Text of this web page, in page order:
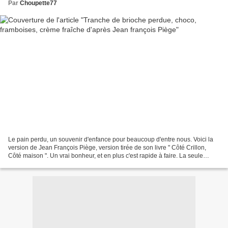
Par Choupette77
Le pain perdu, un souvenir d'enfance pour beaucoup d'entre nous. Voici la
version de Jean François Piège, version tirée de son livre " Côté Crillon,
Côté maison ". Un vrai bonheur, et en plus c'est rapide à faire. La seule